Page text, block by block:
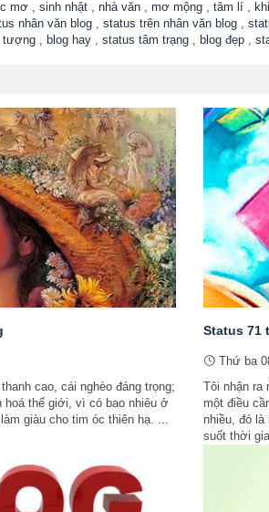
mơ , sinh nhật , nhà văn , mơ mộng , tâm lí ,
nhân văn blog , status trên nhân văn blog ,
tượng , blog hay , status tâm trạng , blog đẹp ,
cao, cái nghèo đáng trọng;
hoá thế giới, vì có bao nhiêu ở
giàu cho tim óc thiên hạ. ...
Status 71
Thứ ba
Tôi nhận ra
một điều
nhiều, đó
suốt thời